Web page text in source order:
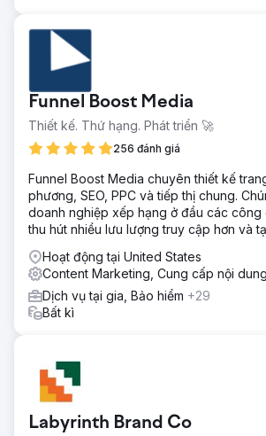
Funnel Boost Media
Thiết kế. Thứ hạng. Phát triển 🚀
256 đánh giá
Funnel Boost Media chuyên thiết kế
phương, SEO, PPC và tiếp thị chung.
doanh nghiệp xếp hạng ở đầu các công
thu hút nhiều lưu lượng truy cập hơn và
Hoạt động tại United States
Content Marketing, Cung cấp nội dung
Dịch vụ tại gia, Bảo hiểm +29
Bất kì
Labyrinth Brand Co